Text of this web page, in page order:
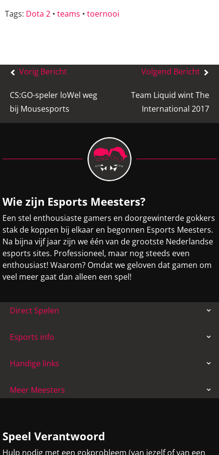
Tags: Dota 2 • teams • toernooi
Bericht
Vorig Bericht
CS:GO-speler loWel weg
bij Mousesports
Volgend Bericht
Team Liquid wint The
International 2017
Wie zijn Esports Meesters?
Een stel enthousiaste gamers en doorgewinterde gokkers
stak de koppen bij elkaar en begonnen Esports Meesters.
Na bijna vijf jaar zijn we één van de grootste Nederlandse
esports sites. Professioneel, maar nog steeds even
enthousiast! Waarom? Omdat we geloven dat gamen om
veel meer gaat dan alleen een spel!
Direct Spelen
Esports info
Handige links
Meer Meesters
Speel Verantwoord
Hulp nodig met een gokprobleem (van jezelf of van een